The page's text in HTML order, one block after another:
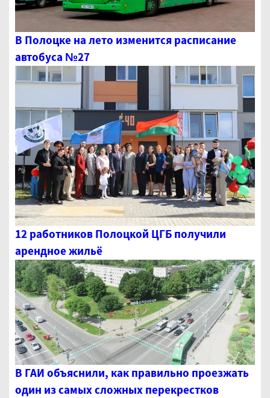
В Полоцке на лето изменится расписание
автобуса №27
12 работников Полоцкой ЦГБ получили
арендное жильё
В ГАИ объяснили, как правильно проезжать
один из самых сложных перекрестков